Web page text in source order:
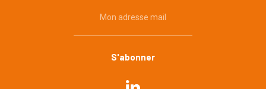
Mon adresse mail
Commande publique